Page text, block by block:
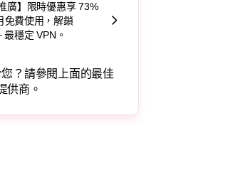
廣】限時優惠享 73%
免費使用，解鎖
最穩定 VPN。
？請參閱上面的最佳
供商。